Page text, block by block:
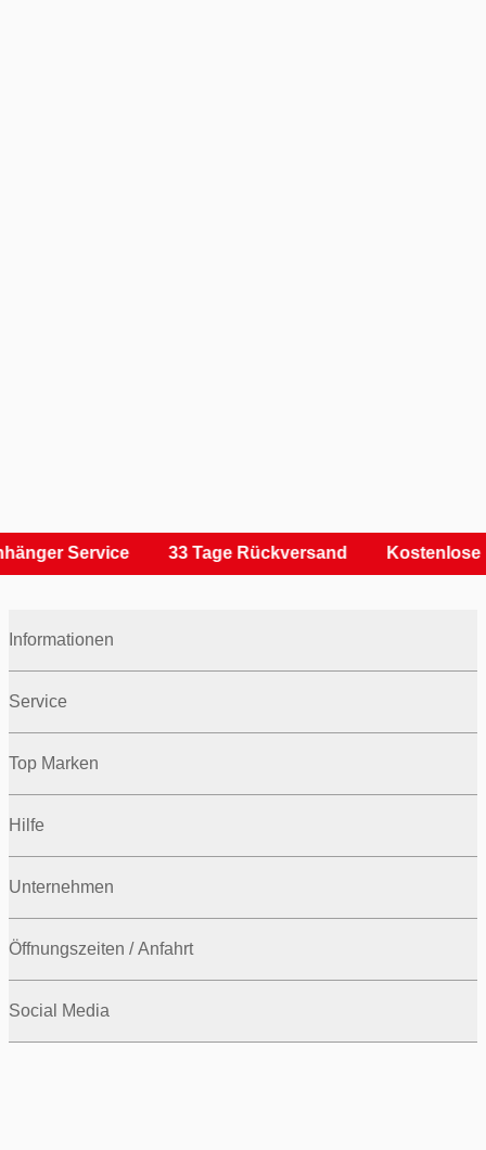
Service 33 Tage Rückversand Kostenlose
Informationen
Service
Top Marken
Hilfe
Unternehmen
Öffnungszeiten / Anfahrt
Social Media